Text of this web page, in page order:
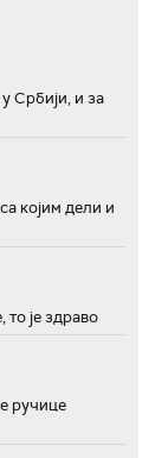
Србији, и за
којим дели и
то је здраво
ручице